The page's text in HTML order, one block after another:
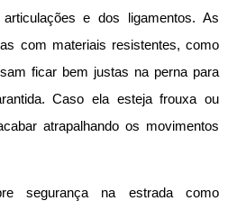
e dos ligamentos. As
com materiais resistentes, como
ficar bem justas na perna para
Caso ela esteja frouxa ou
atrapalhando os movimentos
segurança na estrada como